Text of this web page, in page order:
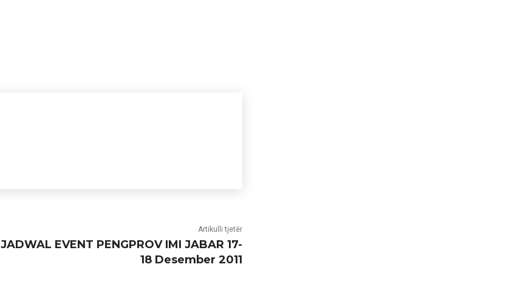
Artikulli tjetër
JADWAL EVENT PENGPROV IMI JABAR 17-
18 Desember 2011